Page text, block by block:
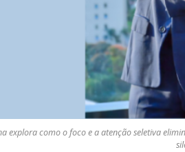
explora como o foco e a atenção seletiva